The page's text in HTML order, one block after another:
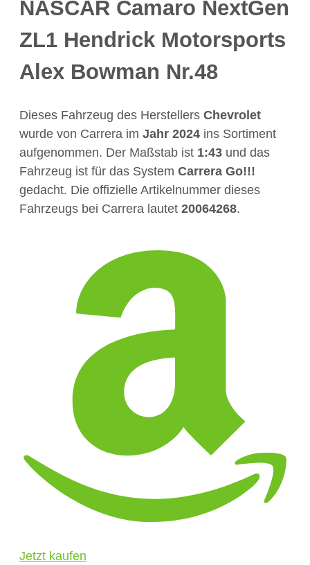
NASCAR Camaro NextGen
ZL1 Hendrick Motorsports
Alex Bowman Nr.48
Dieses Fahrzeug des Herstellers Chevrolet
wurde von Carrera im Jahr 2024 ins Sortiment
aufgenommen. Der Maßstab ist 1:43 und das
Fahrzeug ist für das System Carrera Go!!!
gedacht. Die offizielle Artikelnummer dieses
Fahrzeugs bei Carrera lautet 20064268.
Jetzt kaufen